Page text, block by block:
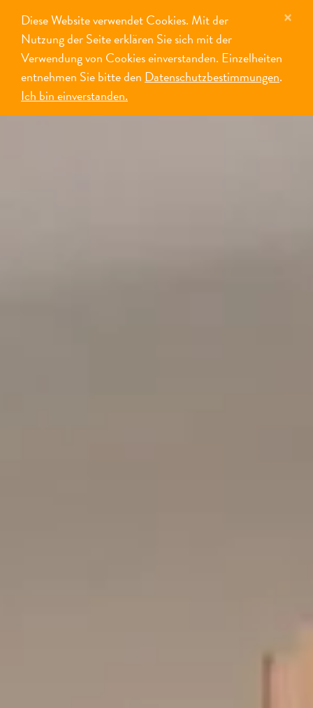
×
Diese Website verwendet Cookies. Mit der
Nutzung der Seite erklären Sie sich mit der
Verwendung von Cookies einverstanden. Einzelheiten
entnehmen Sie bitte den Datenschutzbestimmungen.
Ich bin einverstanden.